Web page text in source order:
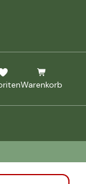
Warenkorb